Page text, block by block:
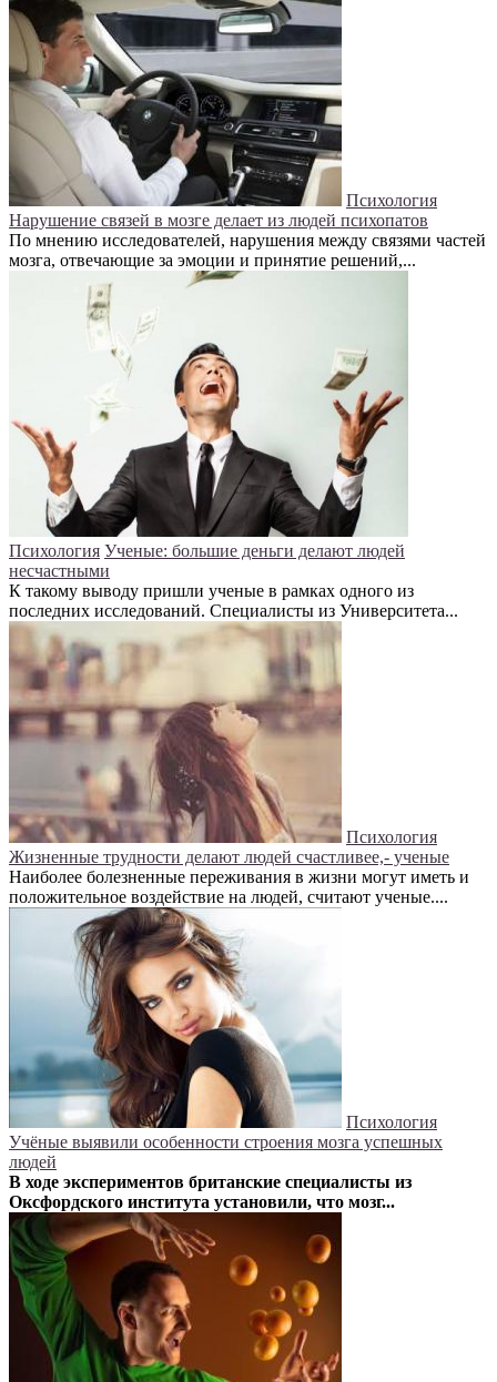
Психология
Нарушение связей в мозге делает из людей психопатов
По мнению исследователей, нарушения между связями частей
мозга, отвечающие за эмоции и принятие решений,...
Психология Ученые: большие деньги делают людей
несчастными
К такому выводу пришли ученые в рамках одного из
последних исследований. Специалисты из Университета...
Психология
Жизненные трудности делают людей счастливее,- ученые
Наиболее болезненные переживания в жизни могут иметь и
положительное воздействие на людей, считают ученые....
Психология
Учёные выявили особенности строения мозга успешных
людей
В ходе экспериментов британские специалисты из
Оксфордского института установили, что мозг...